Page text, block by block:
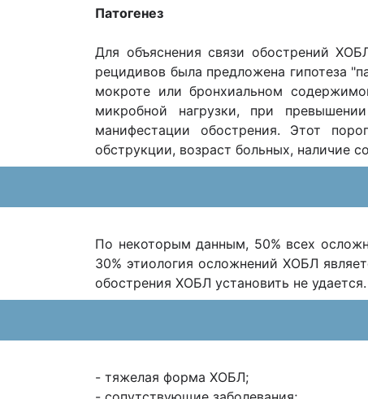
Патогенез
Для объяснения связи обострений
рецидивов была предложена гипотеза
мокроте или бронхиальном
микробной нагрузки, при
манифестации обострения. Этот
обструкции, возраст больных, наличие
По некоторым данным, 50% всех
30% этиология осложнений ХОБЛ
обострения ХОБЛ установить не удается.
- тяжелая форма ХОБЛ;